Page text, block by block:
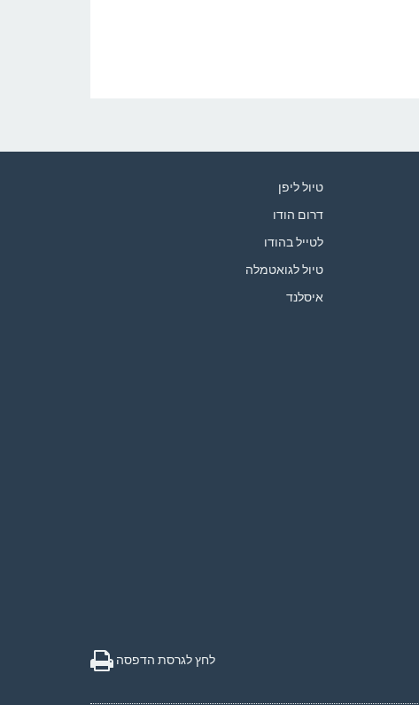
טיול ליפן
דרום הודו
לטייל בהודו
טיול לגואטמלה
איסלנד
לחץ לגרסת הדפסה